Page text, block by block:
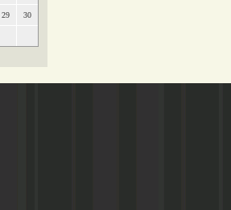
29 30